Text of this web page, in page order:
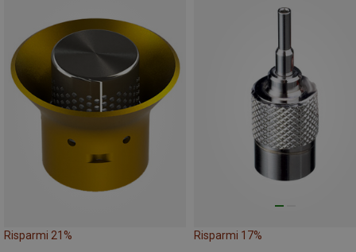
Risparmi 21% Risparmi 17%